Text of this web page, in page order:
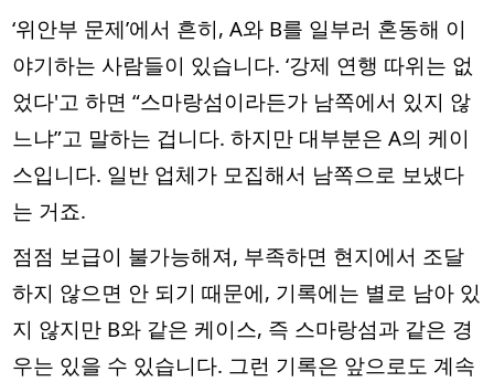
‘위안부 문제’에서 흔히, A와 B를 일부러 혼동해 이
야기하는 사람들이 있습니다. ‘강제 연행 따위는 없
었다'고 하면 “스마랑섬이라든가 남쪽에서 있지 않
느냐”고 말하는 겁니다. 하지만 대부분은 A의 케이
스입니다. 일반 업체가 모집해서 남쪽으로 보냈다
는 거죠.
점점 보급이 불가능해져, 부족하면 현지에서 조달
하지 않으면 안 되기 때문에, 기록에는 별로 남아 있
지 않지만 B와 같은 케이스, 즉 스마랑섬과 같은 경
우는 있을 수 있습니다. 그런 기록은 앞으로도 계속